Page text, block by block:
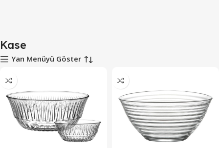
Kase
Yan Menüyü Göster